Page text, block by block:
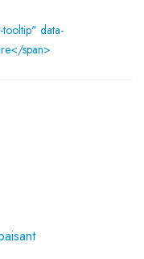
tooltip" data-
span>